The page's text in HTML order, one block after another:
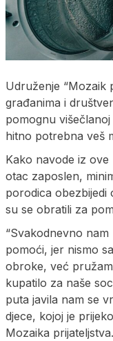
Udruženje “Mozaik
građanima i
pomognu
hitno potrebna veš
Kako navode iz
otac zaposlen,
porodica obezbijedi
su se obratili za
“Svakodnevno
pomoći, jer nismo
obroke, već
kupatilo za naše
puta javila nam se
djece, kojoj je
Mozaika prijateljstva.